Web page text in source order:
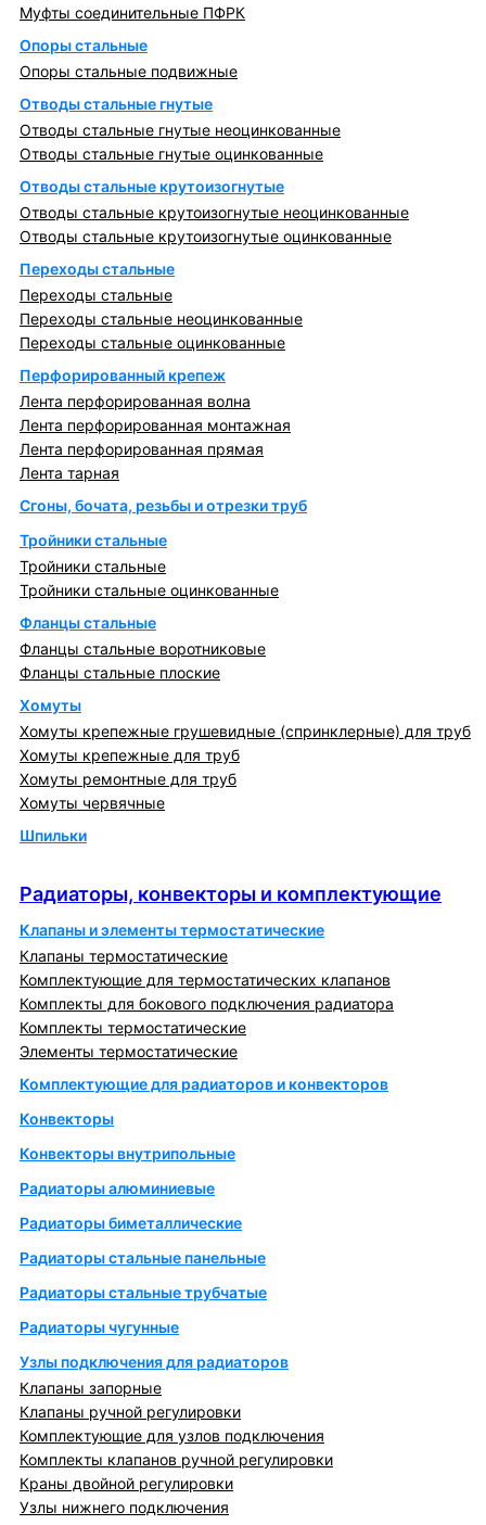
Муфты соединительные ПФРК
Опоры стальные
Опоры стальные подвижные
Отводы стальные гнутые
Отводы стальные гнутые неоцинкованные
Отводы стальные гнутые оцинкованные
Отводы стальные крутоизогнутые
Отводы стальные крутоизогнутые неоцинкованные
Отводы стальные крутоизогнутые оцинкованные
Переходы стальные
Переходы стальные
Переходы стальные неоцинкованные
Переходы стальные оцинкованные
Перфорированный крепеж
Лента перфорированная волна
Лента перфорированная монтажная
Лента перфорированная прямая
Лента тарная
Сгоны, бочата, резьбы и отрезки труб
Тройники стальные
Тройники стальные
Тройники стальные оцинкованные
Фланцы стальные
Фланцы стальные воротниковые
Фланцы стальные плоские
Хомуты
Хомуты крепежные грушевидные (спринклерные) для труб
Хомуты крепежные для труб
Хомуты ремонтные для труб
Хомуты червячные
Шпильки
Радиаторы, конвекторы и комплектующие
Клапаны и элементы термостатические
Клапаны термостатические
Комплектующие для термостатических клапанов
Комплекты для бокового подключения радиатора
Комплекты термостатические
Элементы термостатические
Комплектующие для радиаторов и конвекторов
Конвекторы
Конвекторы внутрипольные
Радиаторы алюминиевые
Радиаторы биметаллические
Радиаторы стальные панельные
Радиаторы стальные трубчатые
Радиаторы чугунные
Узлы подключения для радиаторов
Клапаны запорные
Клапаны ручной регулировки
Комплектующие для узлов подключения
Комплекты клапанов ручной регулировки
Краны двойной регулировки
Узлы нижнего подключения